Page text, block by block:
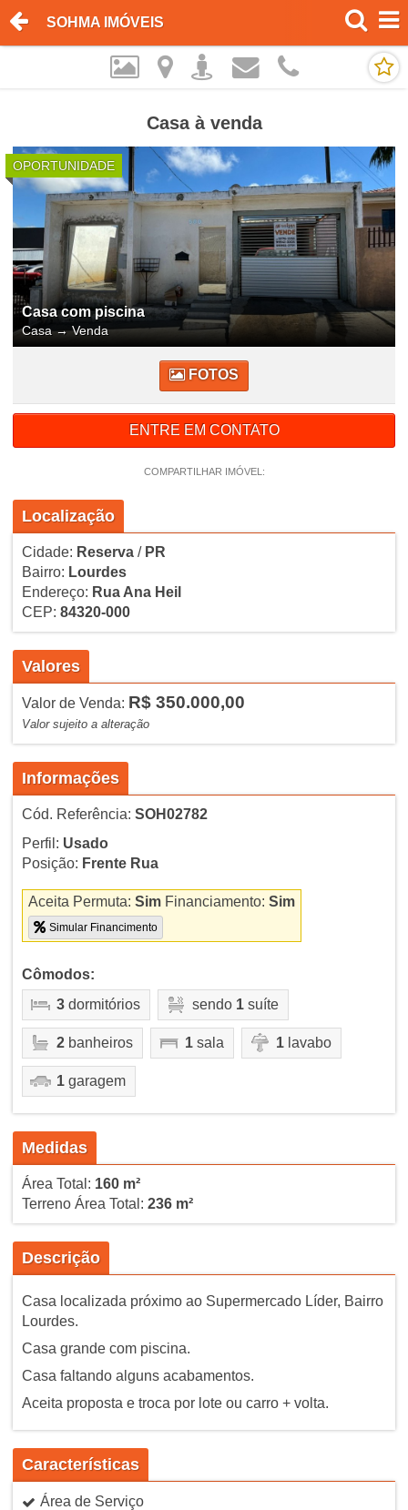
SOHMA IMÓVEIS
Casa à venda
OPORTUNIDADE
Casa com piscina
Casa→Venda
FOTOS
ENTRE EM CONTATO
COMPARTILHAR IMÓVEL:
Localização
Cidade: Reserva/ PR
Bairro: Lourdes
Endereço: Rua Ana Heil
CEP: 84320-000
Valores
Valor de Venda: R$ 350.000,00
Valor sujeito a alteração
Informações
Cód. Referência: SOH02782
Perfil: Usado
Posição: Frente Rua
Aceita Permuta: SimFinanciamento: Sim
Simular Financimento
Cômodos:
3dormitórios sendo 1suíte
2banheiros 1sala 1lavabo
1garagem
Medidas
Área Total: 160 m²
Terreno Área Total: 236 m²
Descrição
Casa localizada próximo ao Supermercado Líder, Bairro
Lourdes.
Casa grande com piscina.
Casa faltando alguns acabamentos.
Aceita proposta e troca por lote ou carro + volta.
Características
Área de Serviço